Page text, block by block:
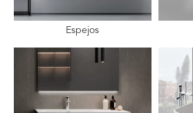
Espejos